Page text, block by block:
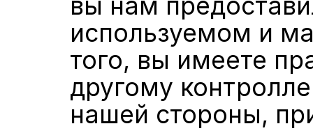
используемом и
того, вы имеете
другому
нашей стороны,